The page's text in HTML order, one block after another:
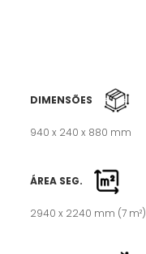
DIMENSÕES
940 x 240 x 880 mm
ÁREA SEG.
2940 x 2240 mm (7 m²)